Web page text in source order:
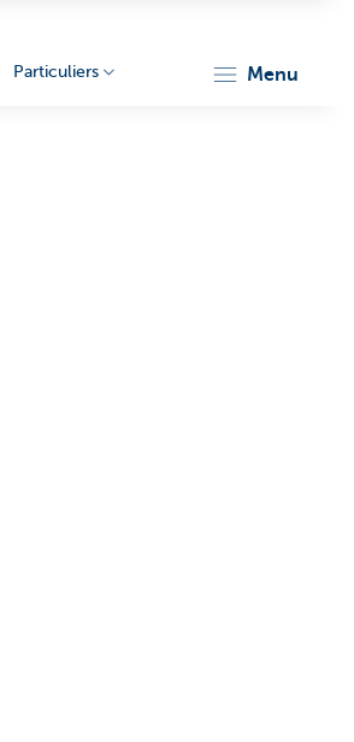
Particuliers menu